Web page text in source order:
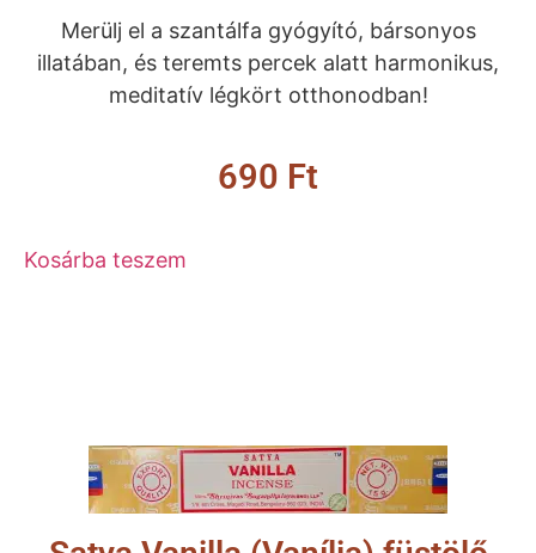
Merülj el a szantálfa gyógyító, bársonyos
illatában, és teremts percek alatt harmonikus,
meditatív légkört otthonodban!
690 Ft
Kosárba teszem